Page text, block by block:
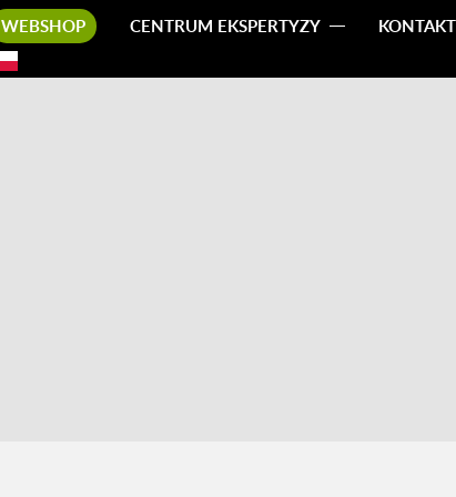
WEBSHOP CENTRUM EKSPERTYZY KONTAKT